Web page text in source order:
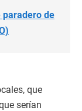
paradero de
que
serían